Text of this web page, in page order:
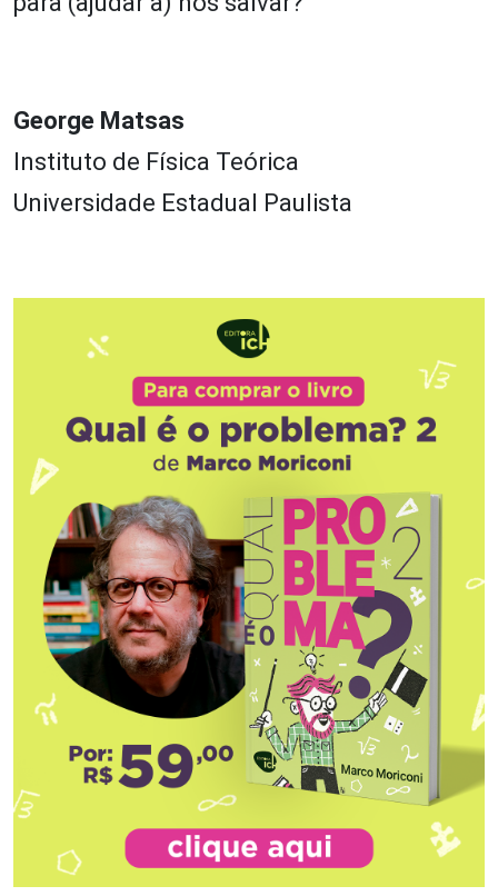
George Matsas
Instituto de Física Teórica
Universidade Estadual Paulista